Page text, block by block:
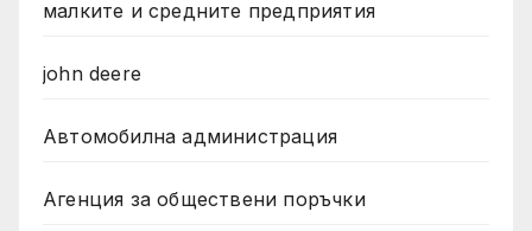
малките и средните предприятия
john deere
Автомобилна администрация
Агенция за обществени поръчки